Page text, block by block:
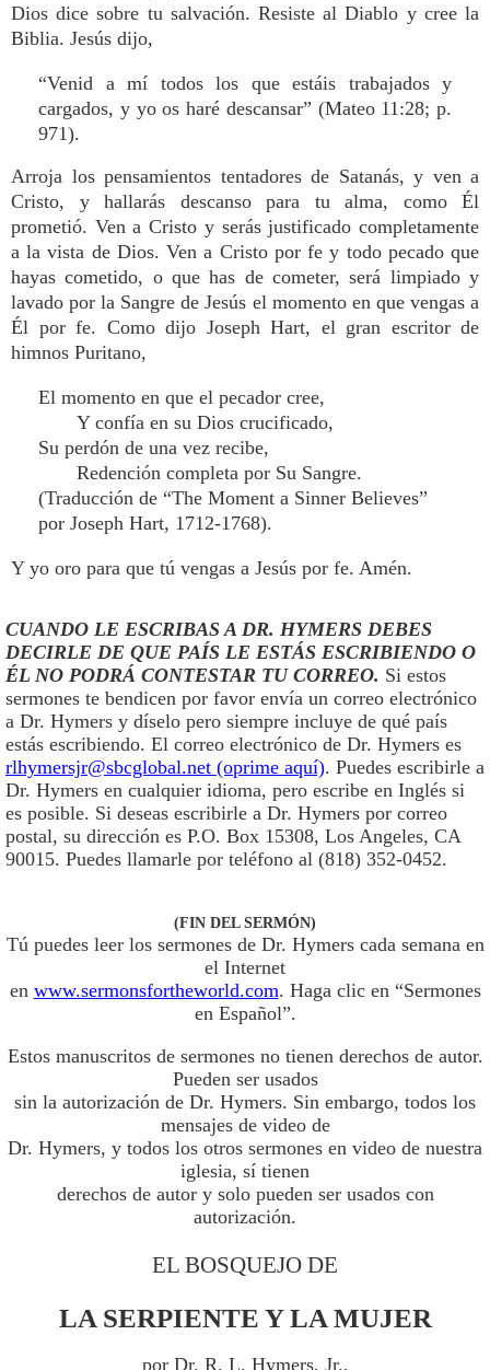
Dios dice sobre tu salvación. Resiste al Diablo y cree la
Biblia. Jesús dijo,
“Venid a mí todos los que estáis trabajados y
cargados, y yo os haré descansar” (Mateo 11:28; p.
971).
Arroja los pensamientos tentadores de Satanás, y ven a
Cristo, y hallarás descanso para tu alma, como Él
prometió. Ven a Cristo y serás justificado completamente
a la vista de Dios. Ven a Cristo por fe y todo pecado que
hayas cometido, o que has de cometer, será limpiado y
lavado por la Sangre de Jesús el momento en que vengas a
Él por fe. Como dijo Joseph Hart, el gran escritor de
himnos Puritano,
El momento en que el pecador cree,
Y confía en su Dios crucificado,
Su perdón de una vez recibe,
Redención completa por Su Sangre.
(Traducción de “The Moment a Sinner Believes”
por Joseph Hart, 1712-1768).
Y yo oro para que tú vengas a Jesús por fe. Amén.
CUANDO LE ESCRIBAS A DR. HYMERS DEBES
DECIRLE DE QUE PAÍS LE ESTÁS ESCRIBIENDO O
ÉL NO PODRÁ CONTESTAR TU CORREO. Si estos
sermones te bendicen por favor envía un correo electrónico
a Dr. Hymers y díselo pero siempre incluye de qué país
estás escribiendo. El correo electrónico de Dr. Hymers es
rlhymersjr@sbcglobal.net (oprime aquí). Puedes escribirle a
Dr. Hymers en cualquier idioma, pero escribe en Inglés si
es posible. Si deseas escribirle a Dr. Hymers por correo
postal, su dirección es P.O. Box 15308, Los Angeles, CA
90015. Puedes llamarle por teléfono al (818) 352-0452.
(FIN DEL SERMÓN)
Tú puedes leer los sermones de Dr. Hymers cada semana en
el Internet
en www.sermonsfortheworld.com. Haga clic en “Sermones
en Español”.
Estos manuscritos de sermones no tienen derechos de autor.
Pueden ser usados
sin la autorización de Dr. Hymers. Sin embargo, todos los
mensajes de video de
Dr. Hymers, y todos los otros sermones en video de nuestra
iglesia, sí tienen
derechos de autor y solo pueden ser usados con
autorización.
EL BOSQUEJO DE
LA SERPIENTE Y LA MUJER
por Dr. R. L. Hymers, Jr.,